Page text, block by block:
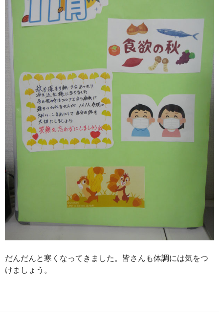
だんだんと寒くなってきました。皆さんも体調には気をつ
けましょう。